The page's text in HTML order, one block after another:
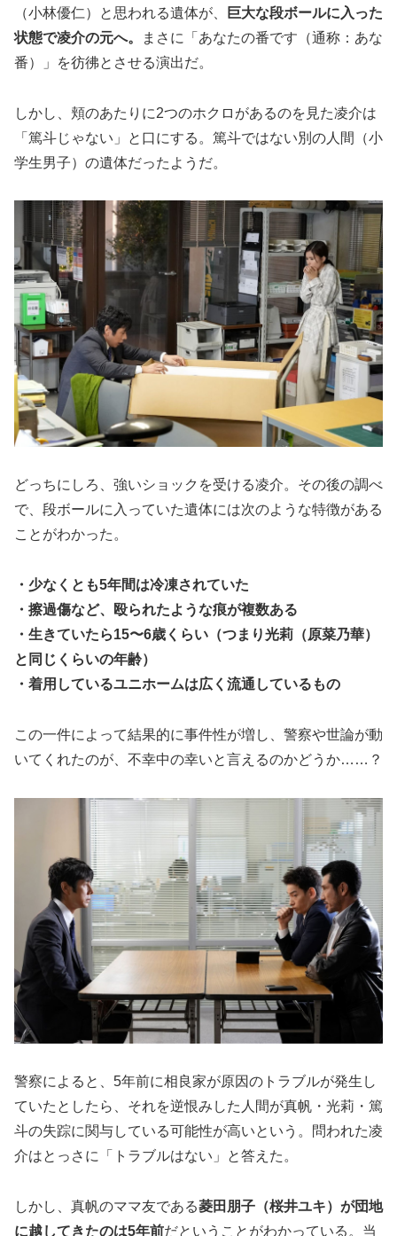
（小林優仁）と思われる遺体が、
巨大な段ボールに入った
状態で凌介の元へ。
まさに「あなたの番です（通称：あな
番）」を彷彿とさせる演出だ。
しかし、頬のあたりに2つのホクロがあるのを見た凌介は
「篤斗じゃない」と口にする。篤斗ではない別の人間（小
学生男子）の遺体だったようだ。
どっちにしろ、強いショックを受ける凌介。その後の調べ
で、段ボールに入っていた遺体には次のような特徴がある
ことがわかった。
・少なくとも5年間は冷凍されていた
・擦過傷など、殴られたような痕が複数ある
・生きていたら15〜6歳くらい（つまり光莉（原菜乃華）
と同じくらいの年齢）
・着用しているユニホームは広く流通しているもの
この一件によって結果的に事件性が増し、警察や世論が動
いてくれたのが、不幸中の幸いと言えるのかどうか……？
警察によると、5年前に相良家が原因のトラブルが発生し
ていたとしたら、それを逆恨みした人間が真帆・光莉・篤
斗の失踪に関与している可能性が高いという。問われた凌
介はとっさに「トラブルはない」と答えた。
しかし、真帆のママ友である菱田朋子（桜井ユキ）が団地
に越してきたのは5年前だということがわかっている。当